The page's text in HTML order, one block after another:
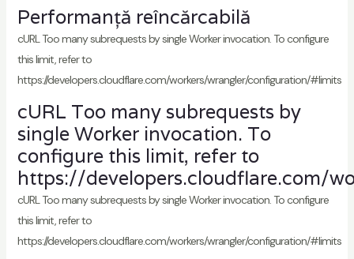
Performanță reîncărcabilă
cURL Too many subrequests by single Worker invocation. To configure
this limit, refer to
https://developers.cloudflare.com/workers/wrangler/configuration/#limits
cURL Too many subrequests by
single Worker invocation. To
configure this limit, refer to
https://developers.cloudflare.com/
cURL Too many subrequests by single Worker invocation. To configure
this limit, refer to
https://developers.cloudflare.com/workers/wrangler/configuration/#limits